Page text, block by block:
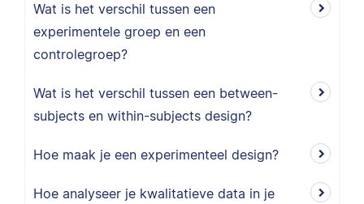
Wat is het verschil tussen een
experimentele groep en een
controlegroep?
Wat is het verschil tussen een between-
subjects en within-subjects design?
Hoe maak je een experimenteel design?
Hoe analyseer je kwalitatieve data in je